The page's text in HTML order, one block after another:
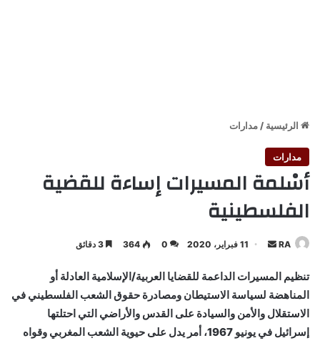
الرئيسية / مدارات
مدارات
أسْلمة المسيرات إساءة للقضية
الفلسطينية
RA
أرسل
إلكترونيا
11 فبراير، 2020 0
364
تنظيم المسيرات الداعمة للقضايا العربية/الإسلامية العادلة أو
المناهضة لسياسة الاستيطان ومصادرة حقوق الشعب الفلسطيني في
الاستقلال والأمن والسيادة على القدس والأراضي التي احتلتها
إسرائيل في يونيو 1967، أمر يدل على حيوية الشعب المغربي وقواه